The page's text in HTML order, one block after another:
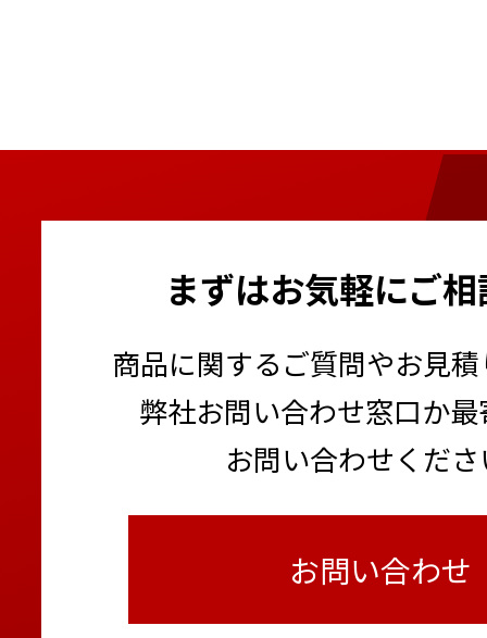
まずはお気軽にご
商品に関するご質問やお見
弊社お問い合わせ窓口か
お問い合わせくだ
お問い合わせ